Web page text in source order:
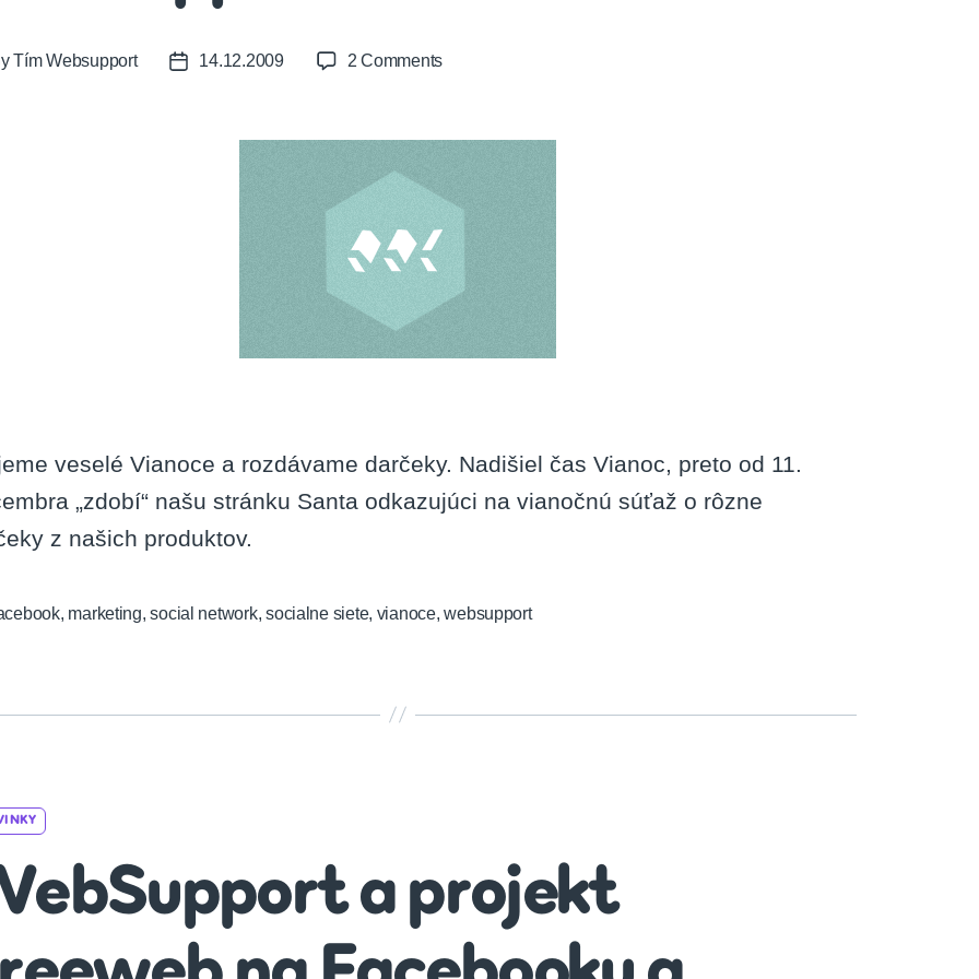
Tím Websupport
Post14.12.2009 2 Commentson
veselé Vianoce a rozdávame darčeky. Nadišiel čas Vianoc, preto od 11.
„zdobí“ našu stránku Santa odkazujúci na vianočnú súťaž o rôzne
z našich produktov.
, marketing,social network,socialne siete, vianoce,websupport
a projekt